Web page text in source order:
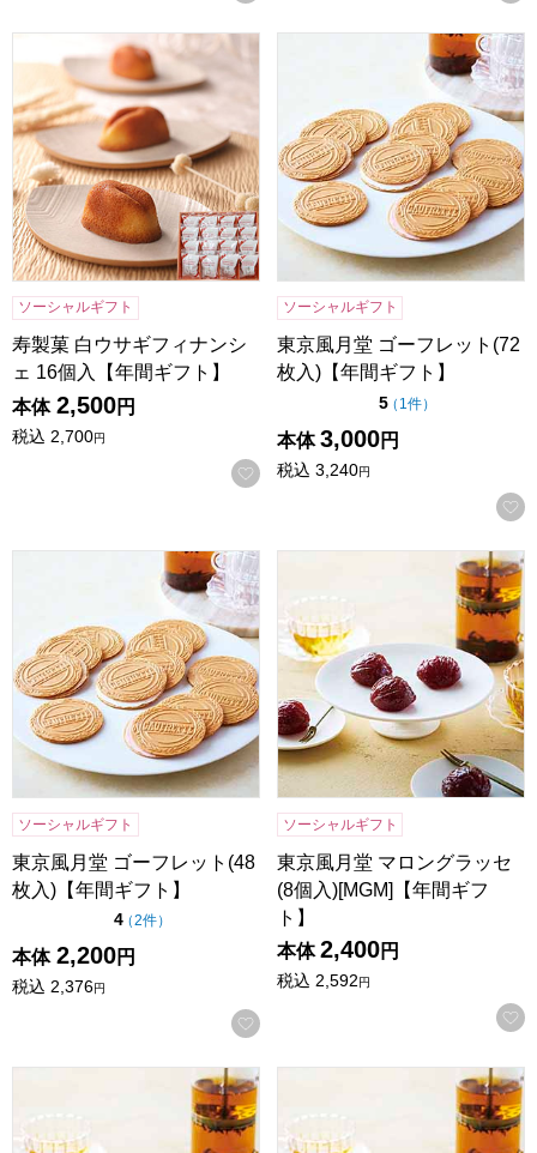
寿製菓 白ウサギフィナンシェ 16個入【年間ギフト】
ソーシャルギフト
寿製菓 白ウサギフィナンシ
ェ 16個入【年間ギフト】
本体 2,500円
税込 2,700円
お気に入りに登録する
東京風月堂 ゴーフレット(72
ソーシャルギフト
東京風月堂 ゴーフレット(72
枚入)【年間ギフト】
5点（5点満点中）
（ 1件の評価
）
本体 3,000円
税込 3,240円
東京風月堂 ゴーフレット(48枚入)【年間ギフト】
ソーシャルギフト
東京風月堂 ゴーフレット(48
枚入)【年間ギフト】
4点（5点満点中）
（2件の評価
）
本体 2,200円
税込 2,376円
お気に入りに登録する
東京風月堂 マロングラッセ
ソーシャルギフト
東京風月堂 マロングラッセ
(8個入)[MGM]【年間ギフ
ト】
本体 2,400円
税込 2,592円
東京風月堂 マロングラッセ(12個入)[MGL]【年間ギフト】
東京風月堂 マロングラッセ